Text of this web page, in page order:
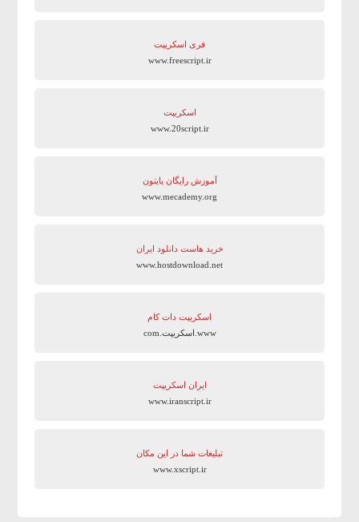
فری اسکریپت
www.freescript.ir
اسکریپت
www.20script.ir
آموزش رایگان پایتون
www.mecademy.org
خرید هاست دانلود ایران
www.hostdownload.net
اسکریپت دات کام
www.اسکریپت.com
ایران اسکریپت
www.iranscript.ir
تبلیغات شما در این مکان
www.xscript.ir